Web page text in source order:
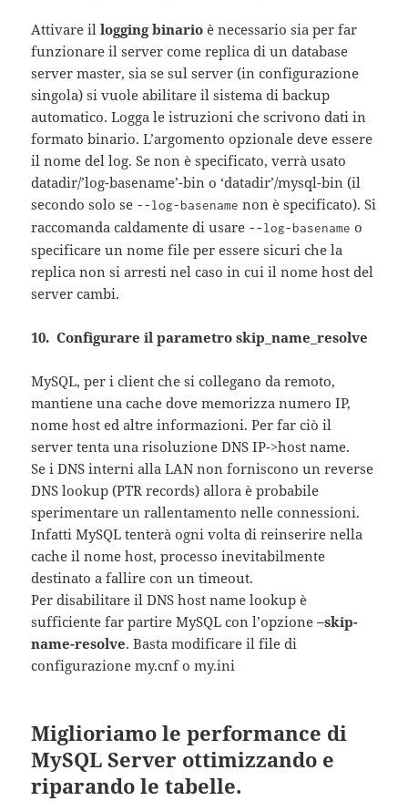
Attivare illogging binario è necessario sia per far
funzionare il server come replica di un database
server master, sia se sul server (in configurazione
singola) si vuole abilitare il sistema di backup
automatico. Logga le istruzioni che scrivono dati in
formato binario. L’argomento opzionale deve essere
il nome del log. Se non è specificato, verrà usato
datadir/’log-basename’-bin o ‘datadir’/mysql-bin (il
secondo solo se --log-basename non è specificato). Si
raccomanda caldamente di usare --log-basename o
specificare un nome file per essere sicuri che la
replica non si arresti nel caso in cui il nome host del
server cambi.
10. Configurare il parametro skip_name_resolve
MySQL, per i client che si collegano da remoto,
mantiene una cache dove memorizza numero IP,
nome host ed altre informazioni. Per far ciò il
server tenta una risoluzione DNS IP->host name.
Se i DNS interni alla LAN non forniscono un reverse
DNS lookup (PTR records) allora è probabile
sperimentare un rallentamento nelle connessioni.
Infatti MySQL tenterà ogni volta di reinserire nella
cache il nome host, processo inevitabilmente
destinato a fallire con un timeout.
Per disabilitare il DNS host name lookup è
sufficiente far partire MySQL con l’opzione–skip-
name-resolve. Basta modificare il file di
configurazione my.cnf o my.ini
Miglioriamo le performance di
MySQL Server ottimizzando e
riparando le tabelle.